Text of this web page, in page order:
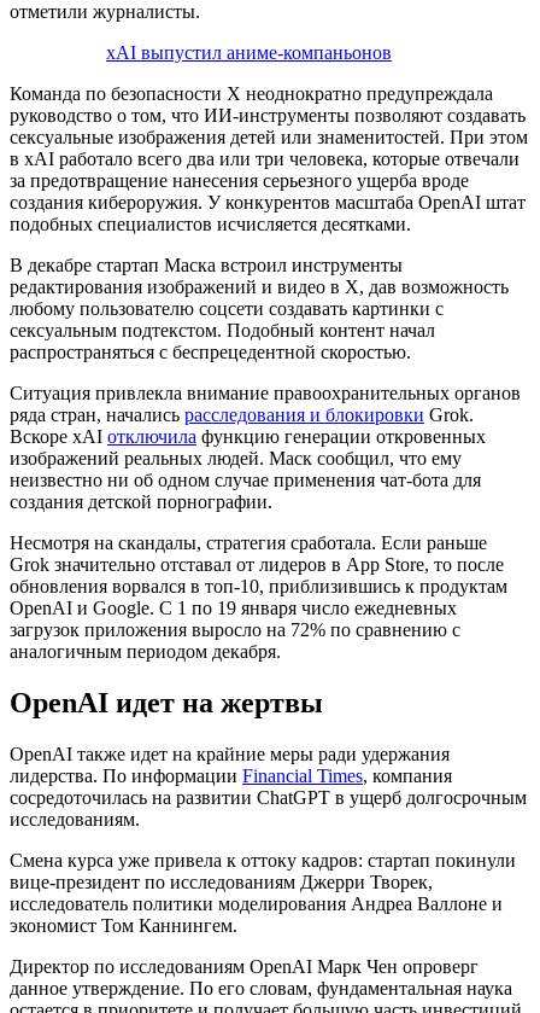
отметили журналисты.
xAI выпустил аниме-компаньонов
Команда по безопасности X неоднократно предупреждала
руководство о том, что ИИ-инструменты позволяют создавать
сексуальные изображения детей или знаменитостей. При этом
в xAI работало всего два или три человека, которые отвечали
за предотвращение нанесения серьезного ущерба вроде
создания кибероружия. У конкурентов масштаба OpenAI штат
подобных специалистов исчисляется десятками.
В декабре стартап Маска встроил инструменты
редактирования изображений и видео в X, дав возможность
любому пользователю соцсети создавать картинки с
сексуальным подтекстом. Подобный контент начал
распространяться с беспрецедентной скоростью.
Ситуация привлекла внимание правоохранительных органов
ряда стран, начались расследования и блокировки Grok.
Вскоре xAI отключила функцию генерации откровенных
изображений реальных людей. Маск сообщил, что ему
неизвестно ни об одном случае применения чат-бота для
создания детской порнографии.
Несмотря на скандалы, стратегия сработала. Если раньше
Grok значительно отставал от лидеров в App Store, то после
обновления ворвался в топ-10, приблизившись к продуктам
OpenAI и Google. С 1 по 19 января число ежедневных
загрузок приложения выросло на 72% по сравнению с
аналогичным периодом декабря.
OpenAI идет на жертвы
OpenAI также идет на крайние меры ради удержания
лидерства. По информации Financial Times, компания
сосредоточилась на развитии ChatGPT в ущерб долгосрочным
исследованиям.
Смена курса уже привела к оттоку кадров: стартап покинули
вице-президент по исследованиям Джерри Творек,
исследователь политики моделирования Андреа Валлоне и
экономист Том Каннингем.
Директор по исследованиям OpenAI Марк Чен опроверг
данное утверждение. По его словам, фундаментальная наука